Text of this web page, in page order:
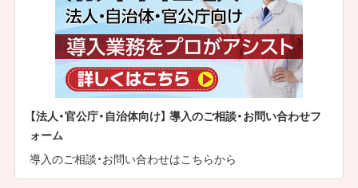
【法人・官公庁・自治体向け】 導入のご相談・お問い合わせフ
ォーム
導入のご相談・お問い合わせはこちらから